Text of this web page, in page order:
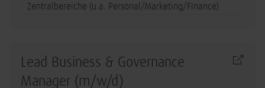
Zentralbereiche (u.a. Personal/Marketing/Finance)
Lead Business & Governance
Manager (m/w/d)